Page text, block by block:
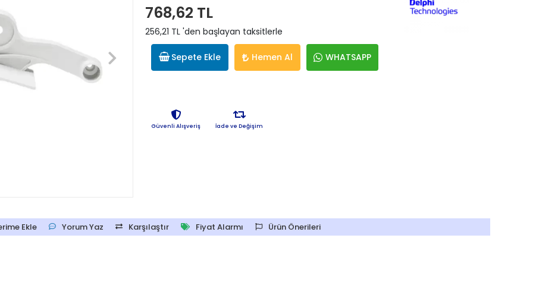
768,62 TL
256,21 TL 'den başlayan taksitlerle
Sepete Ekle Hemen Al WHATSAPP
Güvenli Alışveriş İade ve Değişim
Ekle Yorum Yaz Karşılaştır Fiyat Alarmı Ürün Önerileri